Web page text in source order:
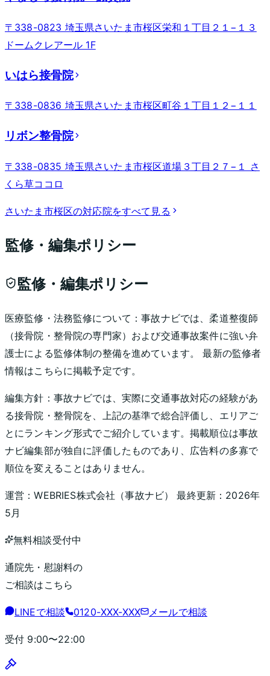
〒338-0823 埼玉県さいたま市桜区栄和１丁目２１−１３
ドームクレアール 1F
いはら接骨院
〒338-0836 埼玉県さいたま市桜区町谷１丁目１２−１１
リボン整骨院
〒338-0835 埼玉県さいたま市桜区道場３丁目２７−１ さ
くら草ココロ
さいたま市桜区の対応院をすべて見る
監修・編集ポリシー
監修・編集ポリシー
医療監修・法務監修について：事故ナビでは、柔道整復師
（接骨院・整骨院の専門家）および交通事故案件に強い弁
護士による監修体制の整備を進めています。 最新の監修者
情報はこちらに掲載予定です。
編集方針： 事故ナビでは、実際に交通事故対応の経験があ
る接骨院・整骨院を、上記の基準で総合評価し、エリアご
とにランキング形式でご紹介しています。掲載順位は事故
ナビ編集部が独自に評価したものであり、広告料の多寡で
順位を変えることはありません。
運営：WEBRIES株式会社 （事故ナビ） 最終更新： 2026年
5月
無料相談受付中
通院先・慰謝料の
ご相談はこちら
LINEで相談 0120-XXX-XXX メールで相談
受付 9:00〜22:00